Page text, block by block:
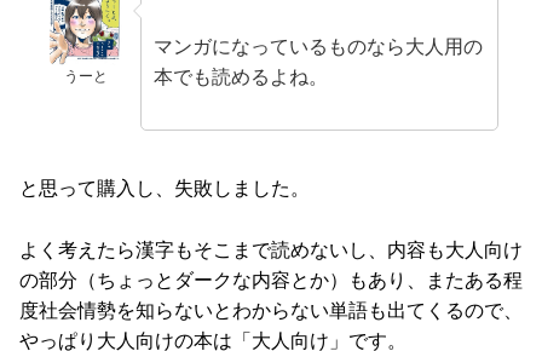
うーと
マンガになっているものなら大人用の
本でも読めるよね。
と思って購入し、失敗しました。
よく考えたら漢字もそこまで読めないし、内容も大人向け
の部分（ちょっとダークな内容とか）もあり、またある程
度社会情勢を知らないとわからない単語も出てくるので、
やっぱり大人向けの本は「大人向け」です。